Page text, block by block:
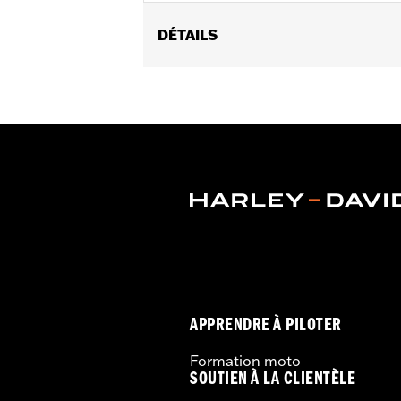
DÉTAILS
hydraulique, ou FLHTCUL et FLHTKL
GARANTIE:1 year limited warranty –
APPRENDRE À PILOTER
Formation moto
SOUTIEN À LA CLIENTÈLE